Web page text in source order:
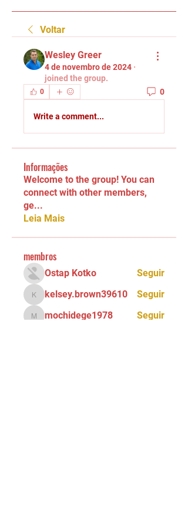
Voltar
Wesley Greer
4 de novembro de 2024 ·
joined the group.
0 0
Write a comment...
Informações
Welcome to the group! You can
connect with other members,
ge...
Leia Mais
membros
Ostap Kotko Seguir
kelsey.brown39610
kelsey.brown39610 Seguir
mochidege1978
mochidege1978
Seguir